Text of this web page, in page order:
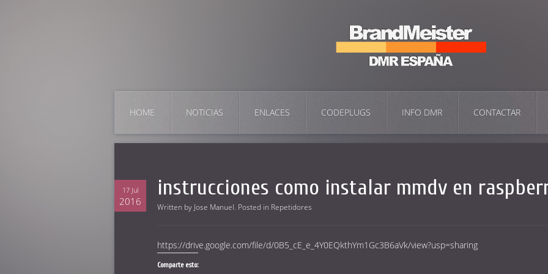
HOME NOTICIAS ENLACES CODEPLUGS INFO DMR CONTACTAR
17 Jul
2016
instrucciones como instalar mmdv en
Written by Jose Manuel. Posted in Repetidores
https://drive.google.com/file/d/0B5_cE_e_4Y0EQkthYm1Gc3B6aVk/view?usp=sharing
Comparte esto: